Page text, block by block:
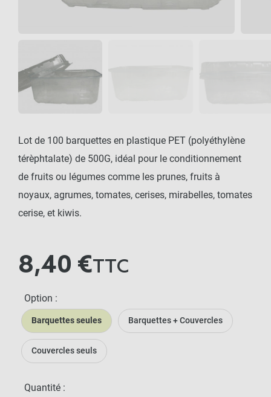
Lot de 100 barquettes en plastique PET (polyéthylène
térèphtalate) de 500G, idéal pour le conditionnement
de fruits ou légumes comme les prunes, fruits à
noyaux, agrumes, tomates, cerises, mirabelles, tomates
cerise, et kiwis.
8,40 €TTC
Option :
Barquettes seules Barquettes + Couvercles
Couvercles seuls
Quantité :